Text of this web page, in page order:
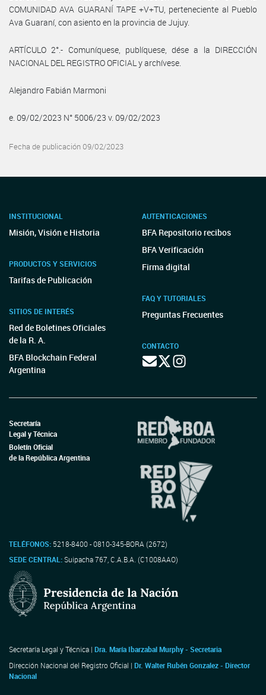
COMUNIDAD AVA GUARANÍ TAPE +V+TU, perteneciente al Pueblo
Ava Guaraní, con asiento en la provincia de Jujuy.
ARTÍCULO 2°.- Comuníquese, publíquese, dése a la DIRECCIÓN
NACIONAL DEL REGISTRO OFICIAL y archívese.
Alejandro Fabián Marmoni
e. 09/02/2023 N° 5006/23 v. 09/02/2023
Fecha de publicación 09/02/2023
INSTITUCIONAL
Misión, Visión e Historia
PRODUCTOS Y SERVICIOS
Tarifas de Publicación
SITIOS DE INTERÉS
Red de Boletines Oficiales
de la R. A.
BFA Blockchain Federal
Argentina
AUTENTICACIONES
BFA Repositorio recibos
BFA Verificación
Firma digital
FAQ Y TUTORIALES
Preguntas Frecuentes
CONTACTO
Secretaría
Legal y Técnica
Boletín Oficial
de la República Argentina
TELÉFONOS: 5218-8400 - 0810-345-BORA (2672)
SEDE CENTRAL:Suipacha 767, C.A.B.A. (C1008AAO)
Secretaría Legal y Técnica | Dra. María Ibarzabal Murphy - Secretaria
Dirección Nacional del Registro Oficial | Dr. Walter Rubén Gonzalez - Director
Nacional